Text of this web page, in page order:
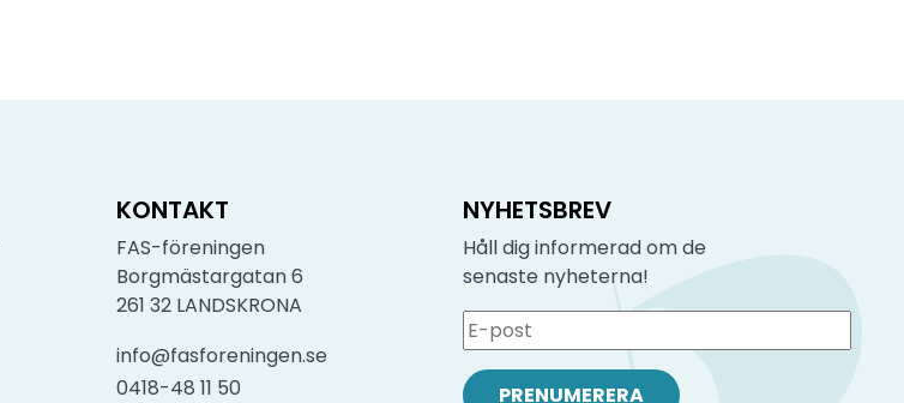
KONTAKT
FAS-föreningen
Borgmästargatan 6
261 32 LANDSKRONA
info@fasforeningen.se
0418-48 11 50
NYHETSBREV
Håll dig informerad om de
senaste nyheterna!